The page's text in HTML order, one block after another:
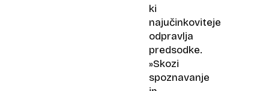
ki
najučinkoviteje
odpravlja
predsodke.
»Skozi
spoznavanje